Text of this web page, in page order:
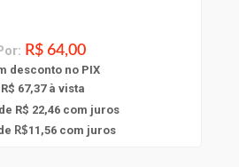
R$ 64,00
desconto no PIX
R$ 67,37 à vista
R$ 22,46com juros
R$11,56 com juros